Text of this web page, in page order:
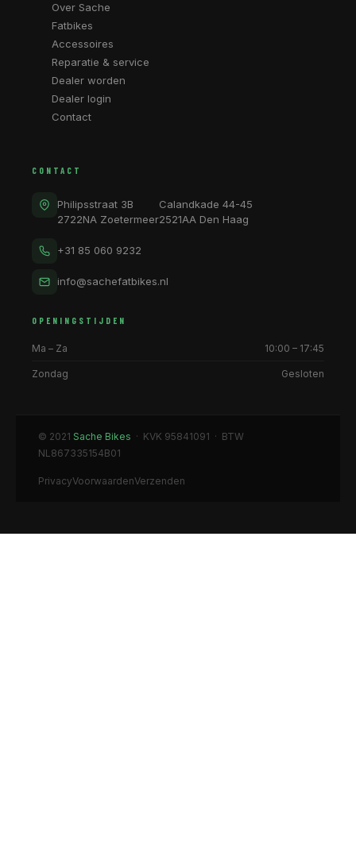
Over Sache
Fatbikes
Accessoires
Reparatie & service
Dealer worden
Dealer login
Contact
CONTACT
Philipsstraat 3B
2722NA Zoetermeer
Calandkade 44-45
2521AA Den Haag
+31 85 060 9232
info@sachefatbikes.nl
OPENINGSTIJDEN
Ma – Za 10:00 – 17:45
Zondag Gesloten
© 2021 Sache Bikes · KVK 95841091 · BTW
NL867335154B01
PrivacyVoorwaardenVerzenden